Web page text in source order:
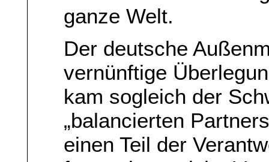
ganze Welt.
Der deutsche
vernünftige
kam sogleich der
„balancierten
einen Teil der